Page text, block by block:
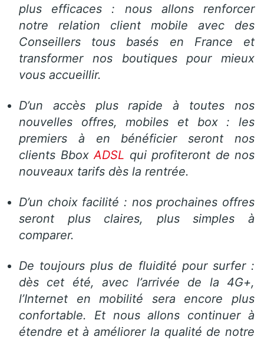
plus efficaces : nous allons renforcer
notre relation client mobile avec des
Conseillers tous basés en France et
transformer nos boutiques pour mieux
vous accueillir.
D’un accès plus rapide à toutes nos
nouvelles offres, mobiles et box : les
premiers à en bénéficier seront nos
clients BboxADSL qui profiteront de nos
nouveaux tarifs dès la rentrée.
D’un choix facilité : nos prochaines offres
seront plus claires, plus simples à
comparer.
De toujours plus de fluidité pour surfer :
dès cet été, avec l’arrivée de la 4G+,
l’Internet en mobilité sera encore plus
confortable. Et nous allons continuer à
étendre et à améliorer la qualité de notre